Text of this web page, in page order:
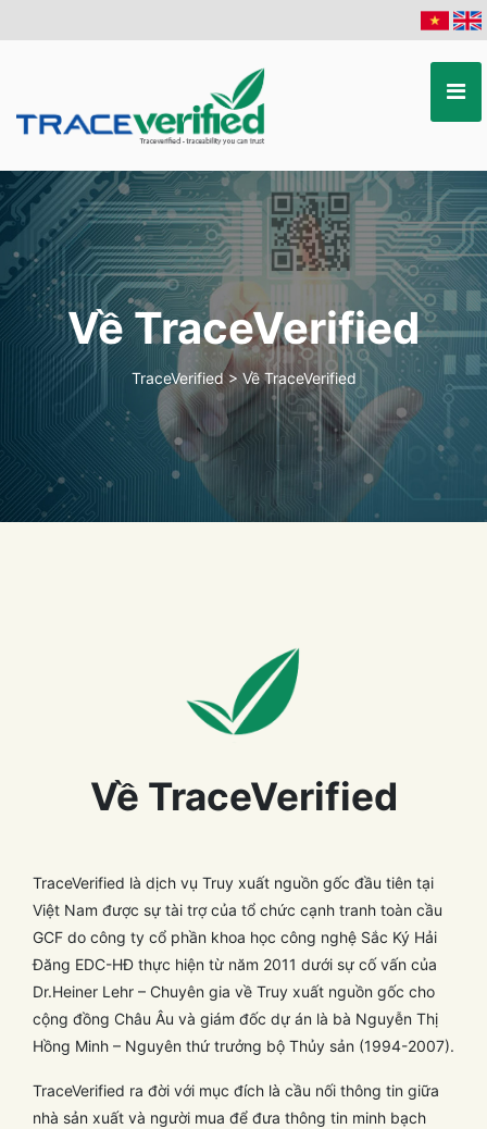
Về TraceVerified
TraceVerified> Về TraceVerified
Về TraceVerified
TraceVerified là dịch vụ Truy xuất nguồn gốc đầu tiên tại
Việt Nam được sự tài trợ của tổ chức cạnh tranh toàn cầu
GCF do công ty cổ phần khoa học công nghệ Sắc Ký Hải
Đăng EDC-HĐ thực hiện từ năm 2011 dưới sự cố vấn của
Dr.Heiner Lehr – Chuyên gia về Truy xuất nguồn gốc cho
cộng đồng Châu Âu và giám đốc dự án là bà Nguyễn Thị
Hồng Minh – Nguyên thứ trưởng bộ Thủy sản (1994-2007).
TraceVerified ra đời với mục đích là cầu nối thông tin giữa
nhà sản xuất và người mua để đưa thông tin minh bạch